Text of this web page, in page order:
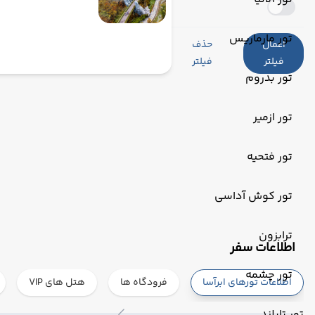
تور مارماریس
تور بدروم
تور ازمیر
تور فتحیه
تور کوش آداسی
ترابزون
تور چشمه
اعمال
فیلتر
حذف
فیلتر
‌اطلاعات سفر
اطلاعات تورهای ابرآسا فرودگاه ها هتل های VIP